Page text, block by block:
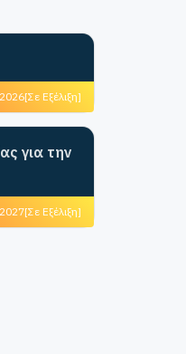
[Σε Εξέλιξη]
για την
[Σε Εξέλιξη]